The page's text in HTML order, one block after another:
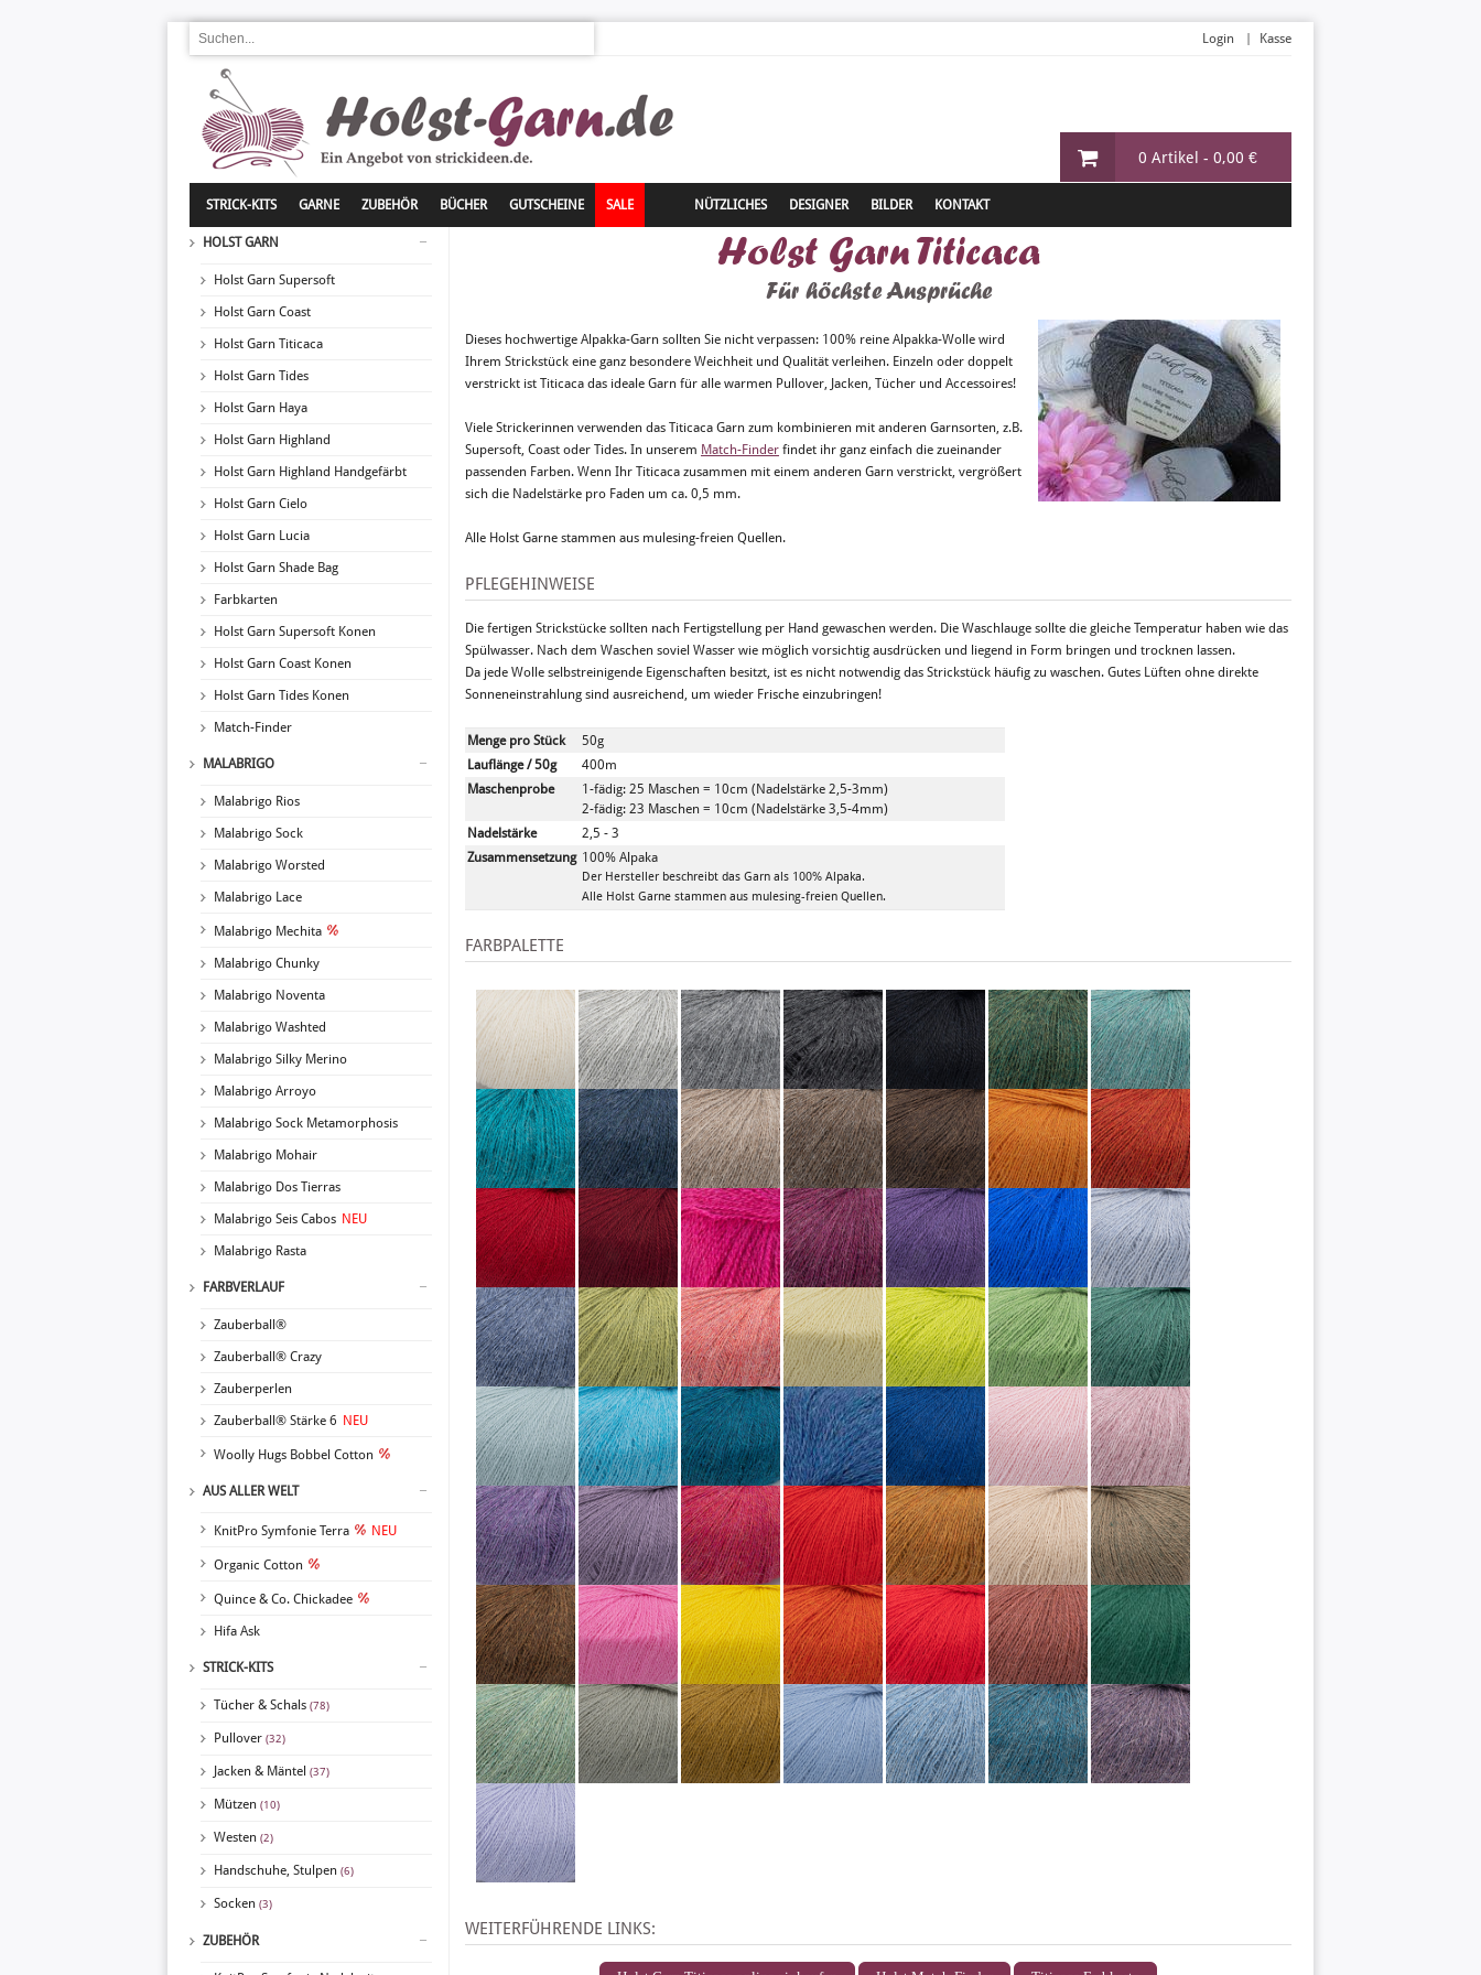
0 Artikel - 0,00 €
Login Kasse
STRICK-KITS GARNE ZUBEHÖR BÜCHER GUTSCHEINE SALE NÜTZLICHES DESIGNER BILDER KONTAKT
HOLST GARN
Holst Garn Supersoft
Holst Garn Coast
Holst Garn Titicaca
Holst Garn Tides
Holst Garn Haya
Holst Garn Highland
Holst Garn Highland Handgefärbt
Holst Garn Cielo
Holst Garn Lucia
Holst Garn Shade Bag
Farbkarten
Holst Garn Supersoft Konen
Holst Garn Coast Konen
Holst Garn Tides Konen
Match-Finder
MALABRIGO
Malabrigo Rios
Malabrigo Sock
Malabrigo Worsted
Malabrigo Lace
Malabrigo Mechita
Malabrigo Chunky
Malabrigo Noventa
Malabrigo Washted
Malabrigo Silky Merino
Malabrigo Arroyo
Malabrigo Sock Metamorphosis
Malabrigo Mohair
Malabrigo Dos Tierras
Malabrigo Seis Cabos NEU
Malabrigo Rasta
FARBVERLAUF
Zauberball®
Zauberball® Crazy
Zauberperlen
Zauberball® Stärke 6 NEU
Woolly Hugs Bobbel Cotton
AUS ALLER WELT
KnitPro Symfonie Terra NEU
Organic Cotton
Quince & Co. Chickadee
Hifa Ask
STRICK-KITS
Tücher & Schals (78)
Pullover (32)
Jacken & Mäntel (37)
Mützen (10)
Westen (2)
Handschuhe, Stulpen (6)
Socken (3)
ZUBEHÖR
Holst Garn Titicaca
Für höchste Ansprüche
Dieses hochwertige Alpakka-Garn sollten Sie nicht verpassen: 100% reine Alpakka-Wolle wird
Ihrem Strickstück eine ganz besondere Weichheit und Qualität verleihen. Einzeln oder doppelt
verstrickt ist Titicaca das ideale Garn für alle warmen Pullover, Jacken, Tücher und Accessoires!
Viele Strickerinnen verwenden das Titicaca Garn zum kombinieren mit anderen Garnsorten, z.B.
Supersoft, Coast oder Tides. In unserem Match-Finder findet ihr ganz einfach die zueinander
passenden Farben. Wenn Ihr Titicaca zusammen mit einem anderen Garn verstrickt, vergrößert
sich die Nadelstärke pro Faden um ca. 0,5 mm.
Alle Holst Garne stammen aus mulesing-freien Quellen.
PFLEGEHINWEISE
Die fertigen Strickstücke sollten nach Fertigstellung per Hand gewaschen werden. Die Waschlauge sollte die gleiche Temperatur haben wie das
Spülwasser. Nach dem Waschen soviel Wasser wie möglich vorsichtig ausdrücken und liegend in Form bringen und trocknen lassen.
Da jede Wolle selbstreinigende Eigenschaften besitzt, ist es nicht notwendig das Strickstück häufig zu waschen. Gutes Lüften ohne direkte
Sonneneinstrahlung sind ausreichend, um wieder Frische einzubringen!
Menge pro Stück
50g
Lauflänge / 50g
400m
Maschenprobe
1-fädig: 25 Maschen = 10cm (Nadelstärke 2,5-3mm)
2-fädig: 23 Maschen = 10cm (Nadelstärke 3,5-4mm)
Nadelstärke
2,5 - 3
Zusammensetzung 100% Alpaka
Der Hersteller beschreibt das Garn als 100% Alpaka.
Alle Holst Garne stammen aus mulesing-freien Quellen.
FARBPALETTE
WEITERFÜHRENDE LINKS: